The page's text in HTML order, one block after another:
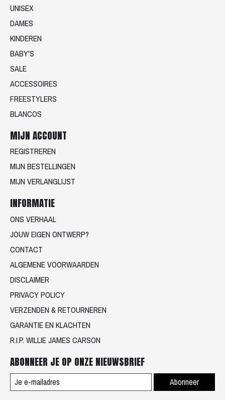
UNISEX
DAMES
KINDEREN
BABY'S
SALE
ACCESSOIRES
FREESTYLERS
BLANCOS
MIJN ACCOUNT
REGISTREREN
MIJN BESTELLINGEN
MIJN VERLANGLIJST
INFORMATIE
ONS VERHAAL
JOUW EIGEN ONTWERP?
CONTACT
ALGEMENE VOORWAARDEN
DISCLAIMER
PRIVACY POLICY
VERZENDEN & RETOURNEREN
GARANTIE EN KLACHTEN
R.I.P. WILLIE JAMES CARSON
ABONNEER JE OP ONZE NIEUWSBRIEF
Abonneer